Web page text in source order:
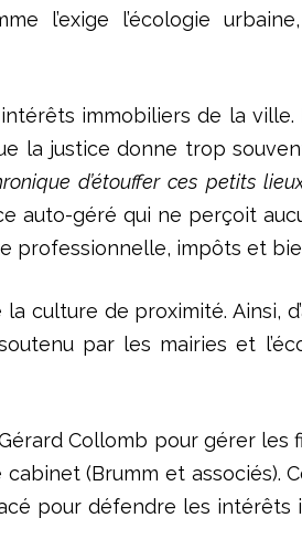
l’exige l’écologie
immobiliers de la
la justice donne trop
d’étouffer ces petits
auto-géré qui ne perçoit
professionnelle, impôts et
culture de proximité. Ainsi,
par les mairies et
Collomb pour gérer
(Brumm et associés).
pour défendre les intérêts